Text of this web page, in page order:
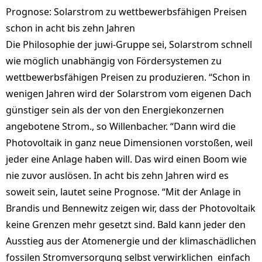
Prognose: Solarstrom zu wettbewerbsfähigen Preisen
schon in acht bis zehn Jahren
Die Philosophie der juwi-Gruppe sei, Solarstrom schnell
wie möglich unabhängig von Fördersystemen zu
wettbewerbsfähigen Preisen zu produzieren. “Schon in
wenigen Jahren wird der Solarstrom vom eigenen Dach
günstiger sein als der von den Energiekonzernen
angebotene Strom., so Willenbacher. “Dann wird die
Photovoltaik in ganz neue Dimensionen vorstoßen, weil
jeder eine Anlage haben will. Das wird einen Boom wie
nie zuvor auslösen. In acht bis zehn Jahren wird es
soweit sein, lautet seine Prognose. “Mit der Anlage in
Brandis und Bennewitz zeigen wir, dass der Photovoltaik
keine Grenzen mehr gesetzt sind. Bald kann jeder den
Ausstieg aus der Atomenergie und der klimaschädlichen
fossilen Stromversorgung selbst verwirklichen  einfach